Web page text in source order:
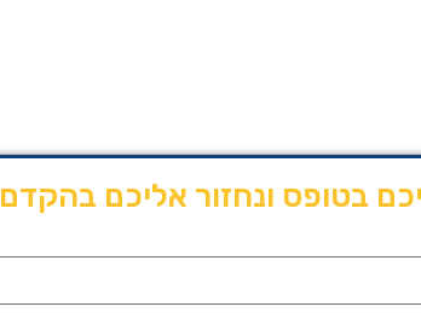
בטופס ונחזור אליכם בהקדם